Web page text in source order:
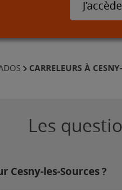
CARRELEURS À
Les
les-Sources ?